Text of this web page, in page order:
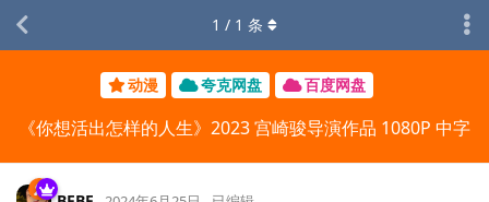
动漫 夸克网盘 百度网盘
《你想活出怎样的人生》2023 宫崎骏导演作品 1080P 中字
1 / 1 条